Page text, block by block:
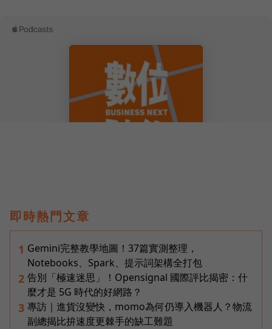
即時熱門文章
1 Gemini完整教學地圖！37篇實測整理，
Notebooks、Spark、提示詞架構全打包
2 告別「極速迷思」！Opensignal 國際評比揭密：什
麼才是 5G 時代的好網路？
3 專訪｜進貨沒變快，momo為何仍導入機器人？物流
副總揭比拚速度更棘手的缺工難題